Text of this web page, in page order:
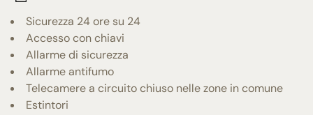
Sicurezza 24 ore su 24
Accesso con chiavi
Allarme di sicurezza
Allarme antifumo
Telecamere a circuito chiuso nelle zone in comune
Estintori